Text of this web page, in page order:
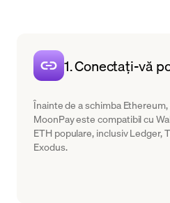
1. Conectați-vă
Înainte de a schimba
MoonPay este compatibil cu
ETH populare, inclusiv Ledger,
Exodus.